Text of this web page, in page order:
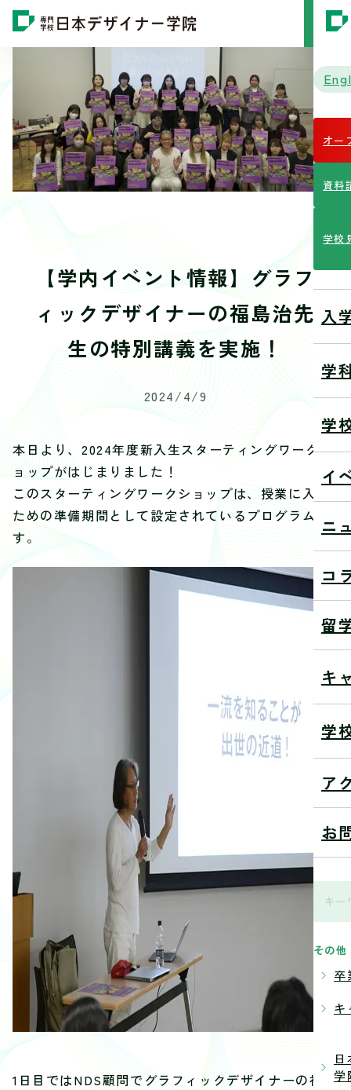
MENU
オー
資料
学校
入
学
学
イ
ニ
コ
留
キ
学
ア
お
その他
卒
キ
学
【学内イベント情報】グラフ
ィックデザイナーの福島治先
生の特別講義を実施！
2024/4/9
本日より、2024年度新入生スターティングワークシ
ョップがはじまりました！
このスターティングワークショップは、授業に入る
ための準備期間として設定されているプログラムで
す。
1日目ではNDS顧問でグラフィックデザイナーの福島